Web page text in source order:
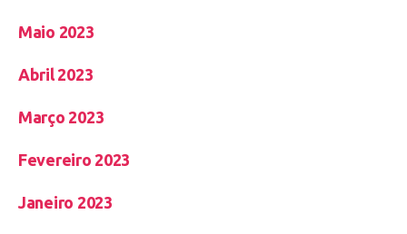
Maio 2023
Abril 2023
Março 2023
Fevereiro 2023
Janeiro 2023